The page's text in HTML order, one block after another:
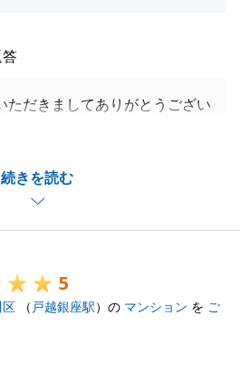
続きを読む
答
ただきましてありがとうござい
完了し安心を致しました。
ざいましたらご相談をいただけ
閉じる
5
区 （ 戸越銀座駅）の マンション を ご